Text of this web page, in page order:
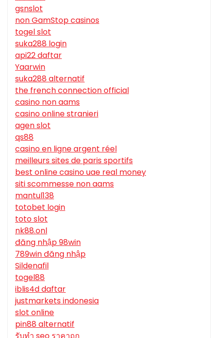
gsnslot
non GamStop casinos
togel slot
suka288 login
api22 daftar
Yaarwin
suka288 alternatif
the french connection official
casino non aams
casino online stranieri
agen slot
qs88
casino en ligne argent réel
meilleurs sites de paris sportifs
best online casino uae real money
siti scommesse non aams
mantul138
totobet login
toto slot
nk88.onl
đăng nhập 98win
789win đăng nhập
Sildenafil
togel88
iblis4d daftar
justmarkets indonesia
slot online
pin88 alternatif